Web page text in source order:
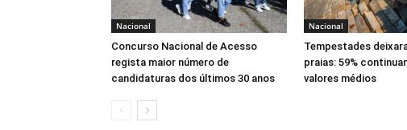
Nacional
Concurso Nacional de Acesso
regista maior número de
candidaturas dos últimos 30 anos
Nacional
Tempestades
praias: 59%
valores médios